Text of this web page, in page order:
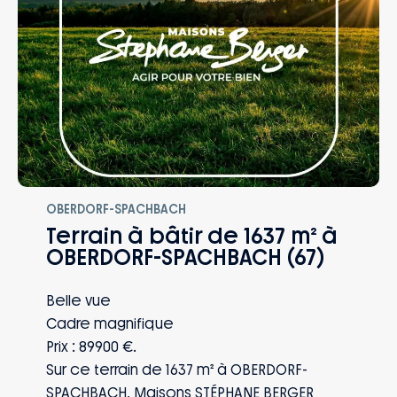
famille êtes protégés, quoi qu’il arrive.
OBERDORF-SPACHBACH
Terrain à bâtir de 1637 m² à
OBERDORF-SPACHBACH (67)
Belle vue
Cadre magnifique
Prix : 89900 €.
Sur ce terrain de 1637 m² à OBERDORF-
SPACHBACH, Maisons STÉPHANE BERGER